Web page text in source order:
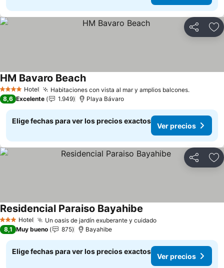
Compartir
4 EstrellasHotel Habitaciones con vista al mar y amplios balcones.
HM Bavaro Beach
8,6 Excelente 1.949 Playa Bávaro
Elige fechas para ver los precios exactos
Ver precios
Compartir
3 Estrellas
Hotel Un oasis de jardín exuberante y cuidado
Residencial Paraiso Bayahibe
8,1 Muy bueno 875 Bayahibe
Elige fechas para ver los precios exactos
Ver precios